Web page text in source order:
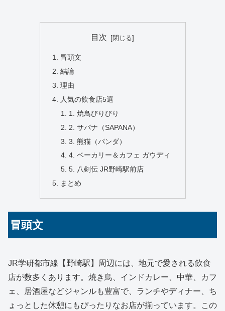
目次
冒頭文
結論
理由
人気の飲食店5選
1. 焼鳥びりびり
2. サパナ（SAPANA）
3. 熊猫（パンダ）
4. ベーカリー＆カフェ ガウディ
5. 八剣伝 JR野崎駅前店
まとめ
冒頭文
JR学研都市線【野崎駅】周辺には、地元で愛される飲食
店が数多くあります。焼き鳥、インドカレー、中華、カフ
ェ、居酒屋などジャンルも豊富で、ランチやディナー、ち
ょっとした休憩にもぴったりなお店が揃っています。この